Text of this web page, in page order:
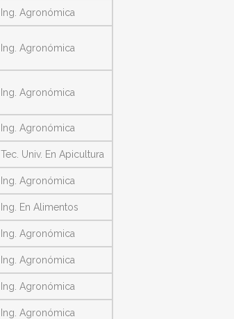
Ing. Agronómica
Ing. Agronómica
Ing. Agronómica
Ing. Agronómica
Tec. Univ. En Apicultura
Ing. Agronómica
Ing. En Alimentos
Ing. Agronómica
Ing. Agronómica
Ing. Agronómica
Ing. Agronómica